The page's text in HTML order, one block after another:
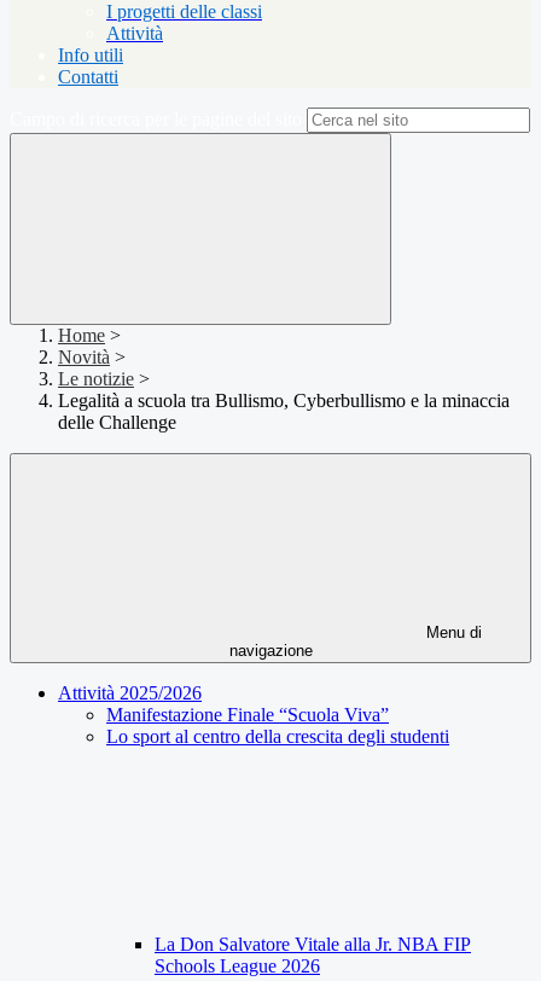
I progetti delle classi
Attività
Info utili
Contatti
Home >
Novità >
Le notizie >
Legalità a scuola tra Bullismo, Cyberbullismo e la minaccia
delle Challenge
Menu di
navigazione
Attività 2025/2026
Manifestazione Finale “Scuola Viva”
Lo sport al centro della crescita degli studenti
La Don Salvatore Vitale alla Jr. NBA FIP
Schools League 2026